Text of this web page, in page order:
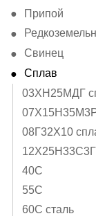
Припой
Свинец
Сплав
03ХН25МДГ
08Г32Х10
40C
55С
60С сталь